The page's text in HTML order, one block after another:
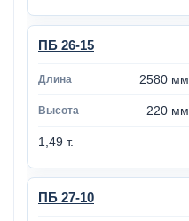
ПБ 26-15
2580 мм.
220 мм.
1,49 т.
ПБ 27-10